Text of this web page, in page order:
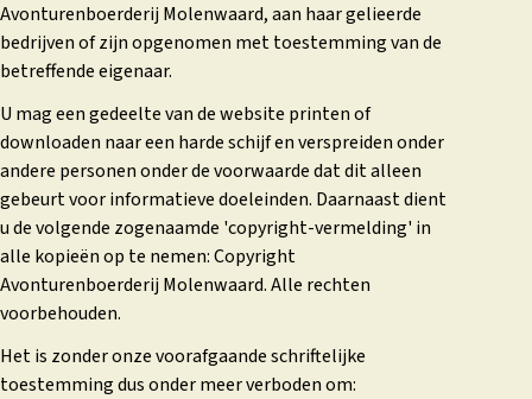
Avonturenboerderij Molenwaard, aan haar gelieerde
bedrijven of zijn opgenomen met toestemming van de
betreffende eigenaar.
U mag een gedeelte van de website printen of
downloaden naar een harde schijf en verspreiden onder
andere personen onder de voorwaarde dat dit alleen
gebeurt voor informatieve doeleinden. Daarnaast dient
u de volgende zogenaamde 'copyright-vermelding' in
alle kopieën op te nemen: Copyright
Avonturenboerderij Molenwaard. Alle rechten
voorbehouden.
Het is zonder onze voorafgaande schriftelijke
toestemming dus onder meer verboden om: